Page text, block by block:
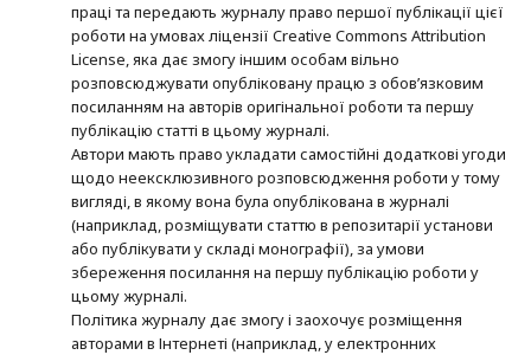
праці та передають журналу право першої публікації цієї
роботи на умовах ліцензії Creative Commons Attribution
License, яка дає змогу іншим особам вільно
розповсюджувати опубліковану працю з обов’язковим
посиланням на авторів оригінальної роботи та першу
публікацію статті в цьому журналі.
Автори мають право укладати самостійні додаткові угоди
щодо неексклюзивного розповсюдження роботи у тому
вигляді, в якому вона була опублікована в журналі
(наприклад, розміщувати статтю в репозитарії установи
або публікувати у складі монографії), за умови
збереження посилання на першу публікацію роботи у
цьому журналі.
Політика журналу дає змогу і заохочує розміщення
авторами в Інтернеті (наприклад, у електронних